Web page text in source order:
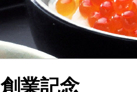
創業記念